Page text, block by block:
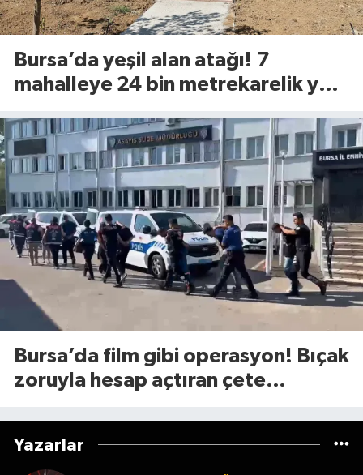
Bursa’da yeşil alan atağı! 7
mahalleye 24 bin metrekarelik yeni
Bursa’da film gibi operasyon! Bıçak
zoruyla hesap açtıran çete
Yazarlar